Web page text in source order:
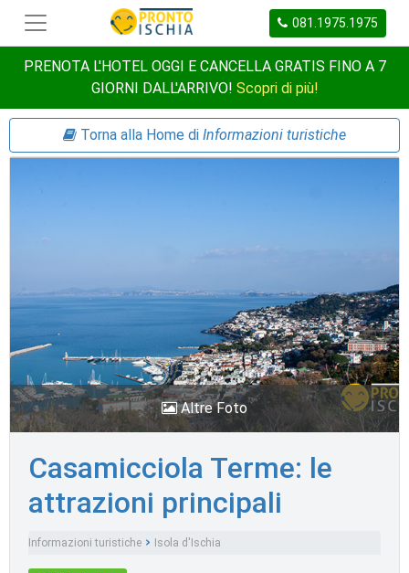
081.1975.1975
PRENOTA L'HOTEL OGGI E CANCELLA GRATIS FINO A 7
GIORNI DALL'ARRIVO! Scopri di più!
Torna alla Home di Informazioni turistiche
Altre Foto
Casamicciola Terme: le
attrazioni principali
Informazioni turistiche
Isola d'Ischia